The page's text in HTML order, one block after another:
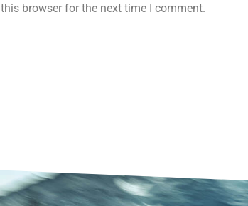
browser for the next time I comment.